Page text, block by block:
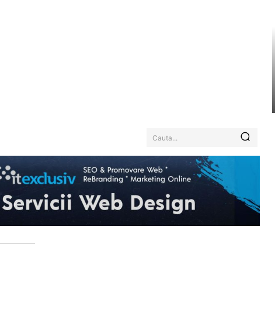
Cauta...